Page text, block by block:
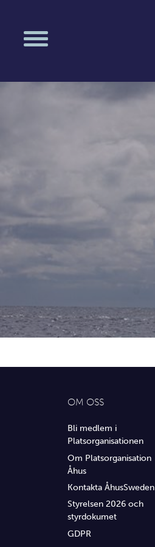
OM OSS
Bli medlem i
Platsorganisationen
Om Platsorganisation
Åhus
Kontakta ÅhusSweden
Styrelsen 2026 och
styrdokumet
GDPR